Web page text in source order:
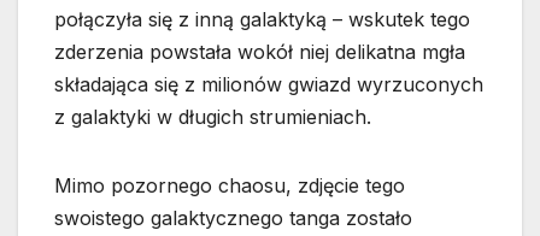
połączyła się z inną galaktyką – wskutek tego
zderzenia powstała wokół niej delikatna mgła
składająca się z milionów gwiazd wyrzuconych
z galaktyki w długich strumieniach.
Mimo pozornego chaosu, zdjęcie tego
swoistego galaktycznego tanga zostało